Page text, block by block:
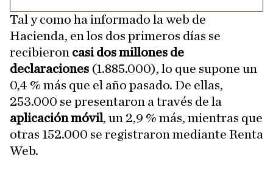
Tal y como ha informado la web de
Hacienda, en los dos primeros días se
recibieron casi dos millones de
declaraciones (1.885.000), lo que supone un
0,4 % más que el año pasado. De ellas,
253.000 se presentaron a través de la
aplicación móvil, un 2,9 % más, mientras que
otras 152.000 se registraron mediante Renta
Web.